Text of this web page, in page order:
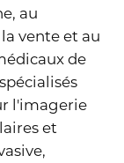
au
vente et au
de
l'imagerie
et